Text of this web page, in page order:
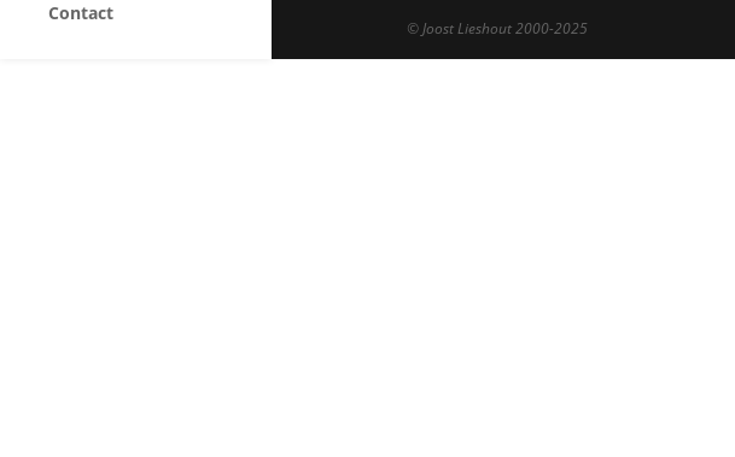
Contact
© Joost Lieshout 2000-2025